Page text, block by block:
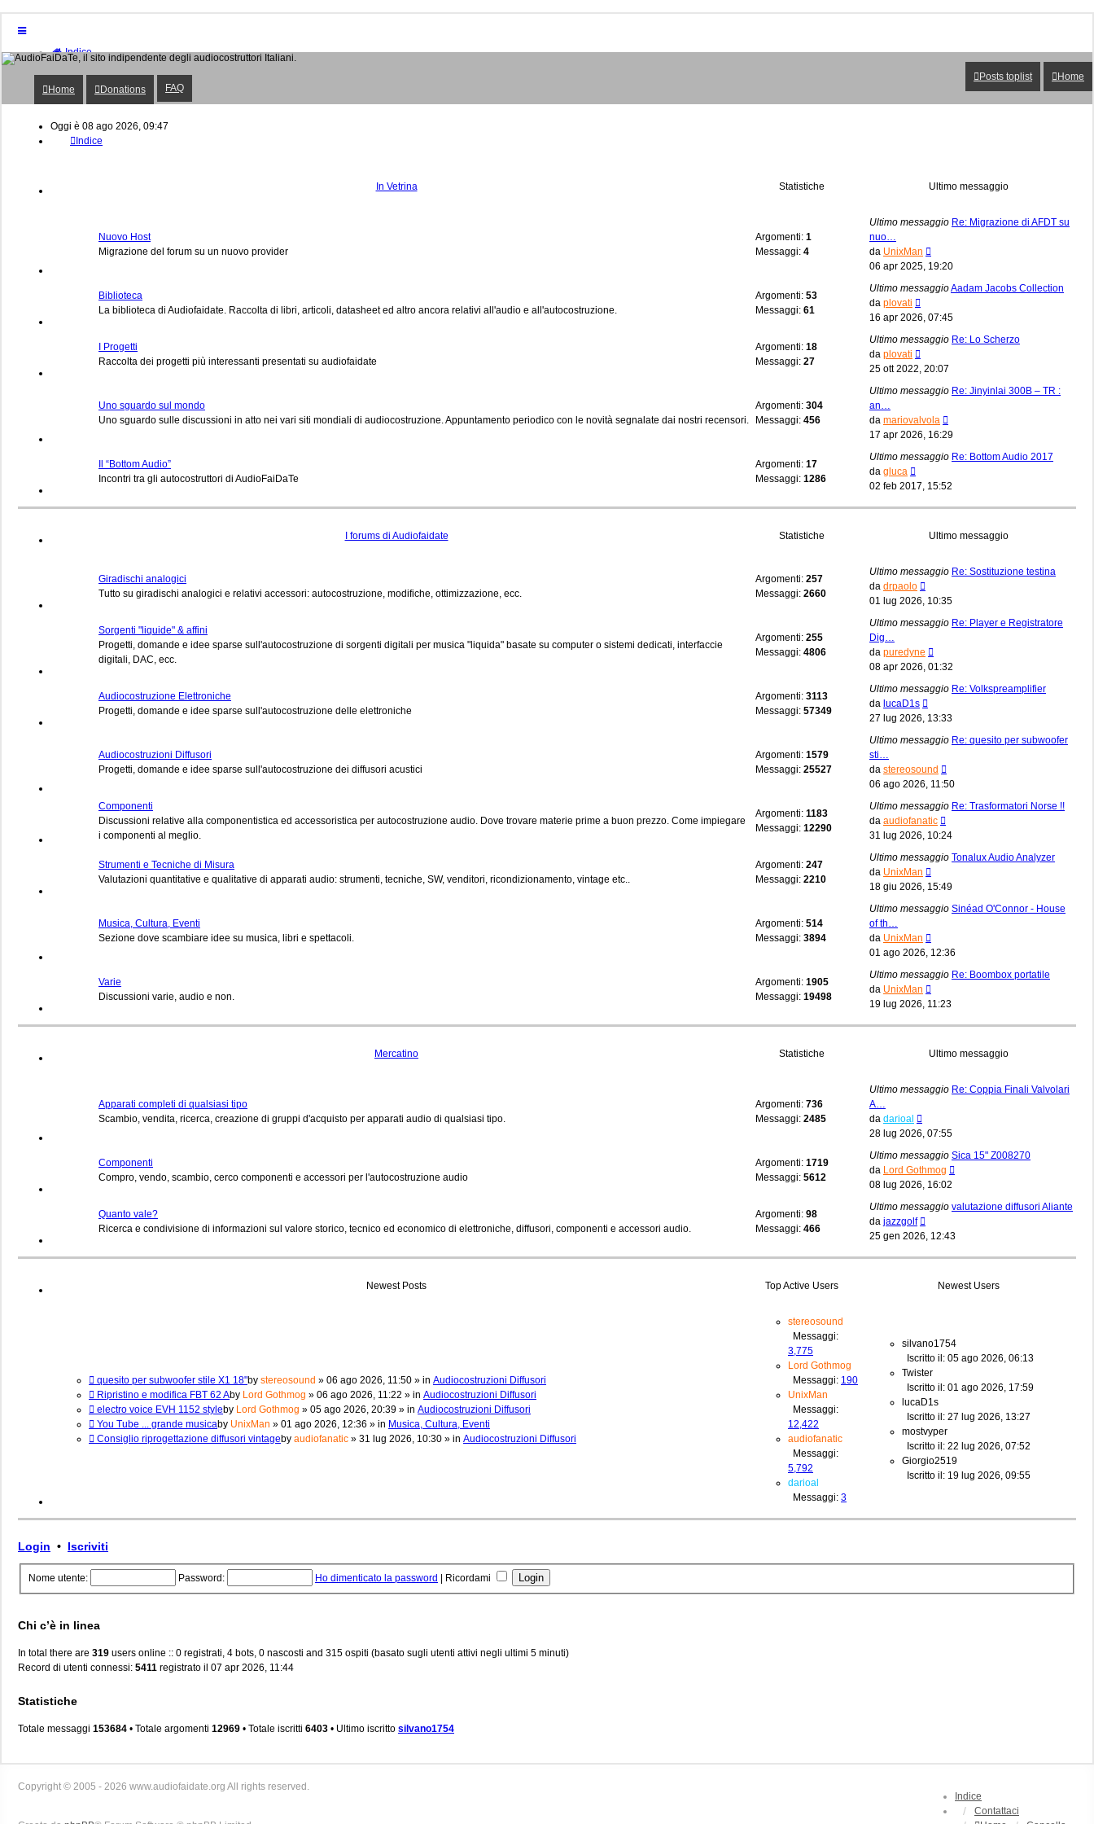
Indice
Home
FAQ
Posts toplist
Home
Login
Posts toplist
Home
Home
Donations FAQ
Oggi è 08 ago 2026, 09:47
Indice
In Vetrina Statistiche Ultimo messaggio
Nuovo Host
Migrazione del forum su un nuovo provider
Argomenti: 1
Messaggi: 4
Ultimo messaggio Re: Migrazione di AFDT su
nuo…
da UnixMan
ultimo
06 apr 2025, 19:20
Biblioteca
La biblioteca di Audiofaidate. Raccolta di libri, articoli, datasheet ed altro ancora relativi all'audio e all'autocostruzione.
Argomenti: 53
Messaggi: 61
Ultimo messaggioAadam Jacobs Collection
da plovati
ultimo
16 apr 2026, 07:45
I Progetti
Raccolta dei progetti più interessanti presentati su audiofaidate
Argomenti: 18
Messaggi: 27
Ultimo messaggio Re: Lo Scherzo
da plovati
ultimo
25 ott 2022, 20:07
Uno sguardo sul mondo
Uno sguardo sulle discussioni in atto nei vari siti mondiali di audiocostruzione. Appuntamento periodico con le novità segnalate dai nostri recensori.
Argomenti: 304
Messaggi: 456
Ultimo messaggio Re: Jinyinlai 300B – TR :
an…
da mariovalvola
ultimo
17 apr 2026, 16:29
Il “Bottom Audio”
Incontri tra gli autocostruttori di AudioFaiDaTe
Argomenti: 17
Messaggi: 1286
Ultimo messaggio Re: Bottom Audio 2017
da gluca
ultimo
02 feb 2017, 15:52
I forums di Audiofaidate Statistiche Ultimo messaggio
Giradischi analogici
Tutto su giradischi analogici e relativi accessori: autocostruzione, modifiche, ottimizzazione, ecc.
Argomenti: 257
Messaggi: 2660
Ultimo messaggio Re: Sostituzione testina
da drpaolo
ultimo
01 lug 2026, 10:35
Sorgenti "liquide" & affini
Progetti, domande e idee sparse sull'autocostruzione di sorgenti digitali per musica "liquida" basate su computer o sistemi dedicati, interfaccie
digitali, DAC, ecc.
Argomenti: 255
Messaggi: 4806
Ultimo messaggio Re: Player e Registratore
Dig…
da puredyne
ultimo
08 apr 2026, 01:32
Audiocostruzione Elettroniche
Progetti, domande e idee sparse sull'autocostruzione delle elettroniche
Argomenti: 3113
Messaggi: 57349
Ultimo messaggio Re: Volkspreamplifier
da lucaD1s
ultimo
27 lug 2026, 13:33
Audiocostruzioni Diffusori
Progetti, domande e idee sparse sull'autocostruzione dei diffusori acustici
Argomenti: 1579
Messaggi: 25527
Ultimo messaggio Re: quesito per subwoofer
sti…
da stereosound
ultimo
06 ago 2026, 11:50
Componenti
Discussioni relative alla componentistica ed accessoristica per autocostruzione audio. Dove trovare materie prime a buon prezzo. Come impiegare
i componenti al meglio.
Argomenti: 1183
Messaggi: 12290
Ultimo messaggio Re: Trasformatori Norse !!
da audiofanatic
ultimo
31 lug 2026, 10:24
Strumenti e Tecniche di Misura
Valutazioni quantitative e qualitative di apparati audio: strumenti, tecniche, SW, venditori, ricondizionamento, vintage etc..
Argomenti: 247
Messaggi: 2210
Ultimo messaggio Tonalux Audio Analyzer
da UnixMan
ultimo
18 giu 2026, 15:49
Musica, Cultura, Eventi
Sezione dove scambiare idee su musica, libri e spettacoli.
Argomenti: 514
Messaggi: 3894
Ultimo messaggio Sinéad O'Connor - House
of th…
da UnixMan
ultimo
01 ago 2026, 12:36
Varie
Discussioni varie, audio e non.
Argomenti: 1905
Messaggi: 19498
Ultimo messaggio Re: Boombox portatile
da UnixMan
ultimo
19 lug 2026, 11:23
Mercatino Statistiche Ultimo messaggio
Apparati completi di qualsiasi tipo
Scambio, vendita, ricerca, creazione di gruppi d'acquisto per apparati audio di qualsiasi tipo.
Argomenti: 736
Messaggi: 2485
Ultimo messaggio Re: Coppia Finali Valvolari
A…
da darioal
ultimo
28 lug 2026, 07:55
Componenti
Compro, vendo, scambio, cerco componenti e accessori per l'autocostruzione audio
Argomenti: 1719
Messaggi: 5612
Ultimo messaggio Sica 15" Z008270
da Lord Gothmog
08 lug 2026, 16:02
Quanto vale?
Ricerca e condivisione di informazioni sul valore storico, tecnico ed economico di elettroniche, diffusori, componenti e accessori audio.
Argomenti: 98
Messaggi: 466
Ultimo messaggio valutazione diffusori Aliante
da jazzgolf
ultimo
25 gen 2026, 12:43
Newest Posts Top Active Users Newest Users
quesito per subwoofer stile X1 18"by stereosound » 06 ago 2026, 11:50 » in Audiocostruzioni Diffusori
Ripristino e modifica FBT 62 Aby Lord Gothmog » 06 ago 2026, 11:22 » in Audiocostruzioni Diffusori
electro voice EVH 1152 styleby Lord Gothmog » 05 ago 2026, 20:39 » in Audiocostruzioni Diffusori
You Tube ... grande musicaby UnixMan » 01 ago 2026, 12:36 » in Musica, Cultura, Eventi
Consiglio riprogettazione diffusori vintageby audiofanatic » 31 lug 2026, 10:30 » in Audiocostruzioni Diffusori
stereosound
Messaggi:
3,775
Lord Gothmog
Messaggi: 190
UnixMan
Messaggi:
12,422
audiofanatic
Messaggi:
5,792
darioal
Messaggi: 3
silvano1754
Iscritto il: 05 ago 2026, 06:13
Twister
Iscritto il: 01 ago 2026, 17:59
lucaD1s
Iscritto il: 27 lug 2026, 13:27
mostvyper
Iscritto il: 22 lug 2026, 07:52
Giorgio2519
Iscritto il: 19 lug 2026, 09:55
Login • Iscriviti
Nome utente: Password: Ho dimenticato la password Ricordami
Chi c’è in linea
In total there are 319 users online :: 0 registrati, 4 bots, 0 nascosti and 315 ospiti (basato sugli utenti attivi negli ultimi 5 minuti)
Record di utenti connessi: 5411 registrato il 07 apr 2026, 11:44
Statistiche
Totale messaggi 153684 • Totale argomenti 12969 • Totale iscritti 6403 • Ultimo iscritto silvano1754
Indice
Contattaci
Copyright © 2005 - 2026 www.audiofaidate.org All rights reserved.